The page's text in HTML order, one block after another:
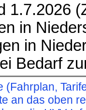
1.7.2026
in
in
Bedarf
(Fahrplan,
an das oben